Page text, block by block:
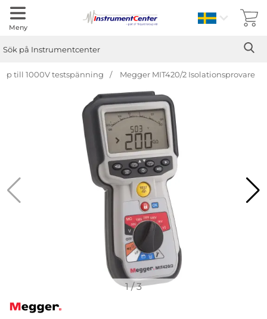
Meny Sverige
till 1000V testspänning Megger MIT420/2 Isolationsprovare
1/3